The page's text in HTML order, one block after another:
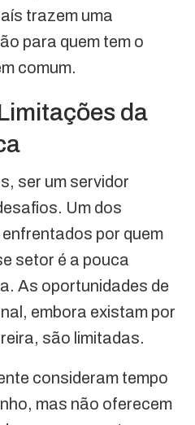
trazem uma
para quem tem o
comum.
da
ser um servidor
Um dos
por quem
setor é a pouca
As oportunidades de
embora existam por
são limitadas.
consideram tempo
mas não oferecem